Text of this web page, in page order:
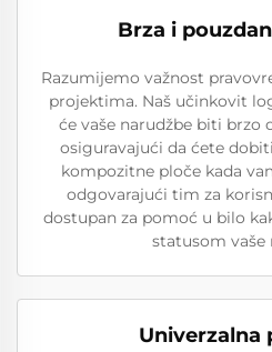
Brza i
Razumijemo važnost
projektima. Naš učinkovit
će vaše narudžbe biti brzo
osiguravajući da ćete
kompozitne ploče kada
odgovarajući tim za
dostupan za pomoć u bilo
statusom vaše
Univerzalna